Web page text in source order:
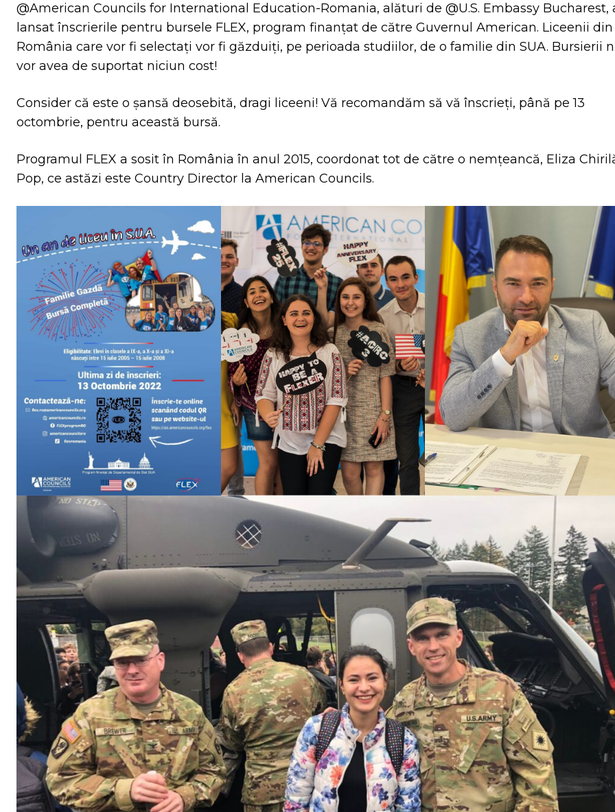
@American Councils for International Education-Romania, alături de @U.S. Embassy Bucharest,
lansat înscrierile pentru bursele FLEX, program finanțat de către Guvernul American. Liceenii din
România care vor fi selectați vor fi găzduiți, pe perioada studiilor, de o familie din SUA. Bursierii
vor avea de suportat niciun cost!
Consider că este o șansă deosebită, dragi liceeni! Vă recomandăm să vă înscrieți, până pe 13
octombrie, pentru această bursă.
Programul FLEX a sosit în România în anul 2015, coordonat tot de către o nemțeancă, Eliza
Pop, ce astăzi este Country Director la American Councils.